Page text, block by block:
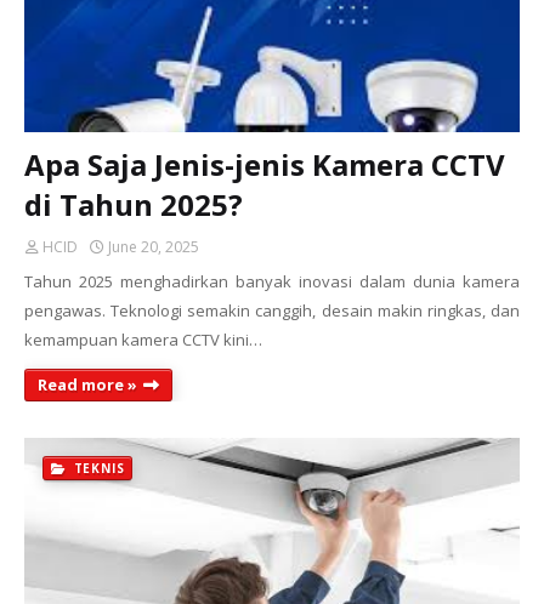
Apa Saja Jenis-jenis Kamera CCTV
di Tahun 2025?
HCID June 20, 2025
Tahun 2025 menghadirkan banyak inovasi dalam dunia kamera
pengawas. Teknologi semakin canggih, desain makin ringkas, dan
kemampuan kamera CCTV kini…
Read more »
TEKNIS